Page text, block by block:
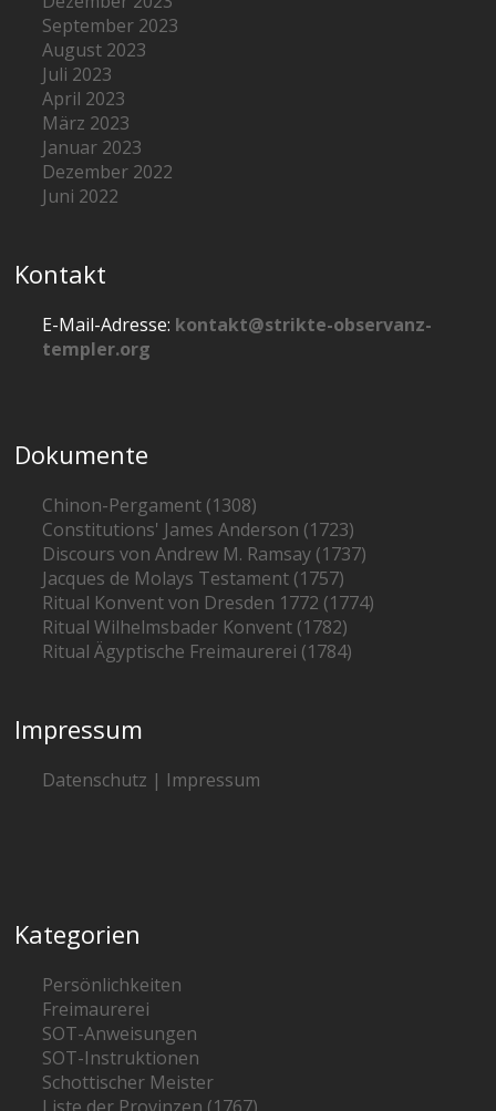
September 2023
August 2023
Juli 2023
April 2023
März 2023
Januar 2023
Dezember 2022
Juni 2022
Kontakt
E-Mail-Adresse: kontakt@strikte-observanz-
templer.org
Dokumente
Chinon-Pergament (1308)
Constitutions' James Anderson (1723)
Discours von Andrew M. Ramsay (1737)
Jacques de Molays Testament (1757)
Ritual Konvent von Dresden 1772 (1774)
Ritual Wilhelmsbader Konvent (1782)
Ritual Ägyptische Freimaurerei (1784)
Impressum
Datenschutz | Impressum
Kategorien
Persönlichkeiten
Freimaurerei
SOT-Anweisungen
SOT-Instruktionen
Schottischer Meister